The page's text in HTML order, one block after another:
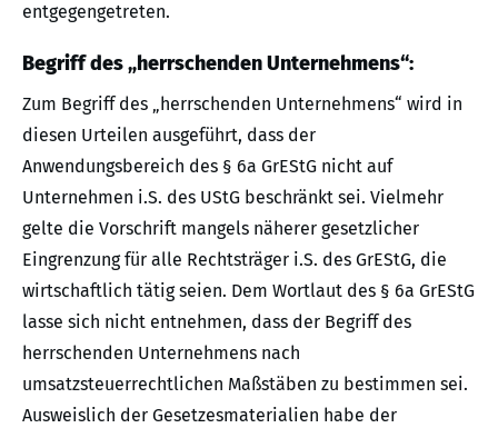
entgegengetreten.
Begriff des „herrschenden Unternehmens“:
Zum Begriff des „herrschenden Unternehmens“ wird in
diesen Urteilen ausgeführt, dass der
Anwendungsbereich des § 6a GrEStG nicht auf
Unternehmen i.S. des UStG beschränkt sei. Vielmehr
gelte die Vorschrift mangels näherer gesetzlicher
Eingrenzung für alle Rechtsträger i.S. des GrEStG, die
wirtschaftlich tätig seien. Dem Wortlaut des § 6a GrEStG
lasse sich nicht entnehmen, dass der Begriff des
herrschenden Unternehmens nach
umsatzsteuerrechtlichen Maßstäben zu bestimmen sei.
Ausweislich der Gesetzesmaterialien habe der